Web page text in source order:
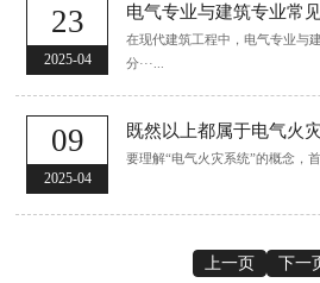
23
2025-04
电气专业与建筑专业常
在现代建筑工程中，电气专业与
分···...
09
2025-04
要理解“电气火灾系统”的概念，
上一页 下一